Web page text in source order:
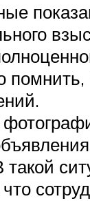
помнить,
такой
что